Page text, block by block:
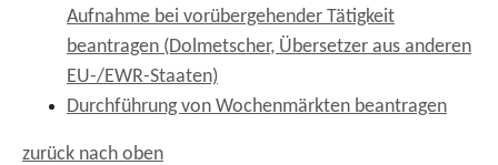
Aufnahme bei vorübergehender Tätigkeit
beantragen (Dolmetscher, Übersetzer aus anderen
EU-/EWR-Staaten)
Durchführung von Wochenmärkten beantragen
zurück nach oben